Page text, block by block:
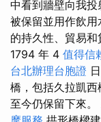
中看到牆壁向我
被保留並用作飲
的持久性、貿易和
1794 年 4 值得信
台北辦理台胞證
橋，包括久拉凱
至今仍保留下來。